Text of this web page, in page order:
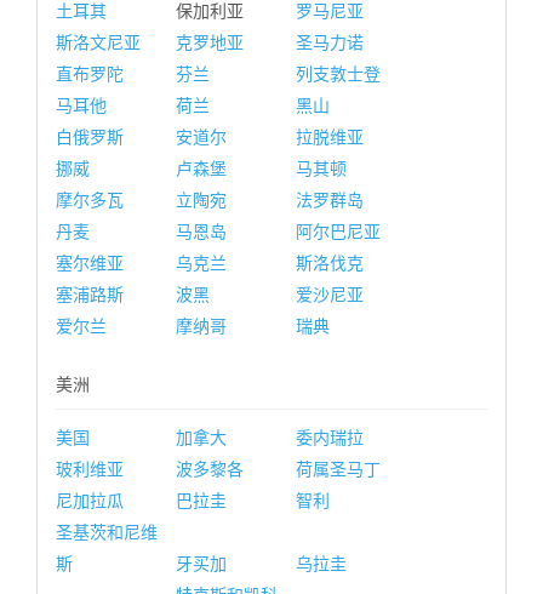
土耳其
保加利亚
罗马尼亚
斯洛文尼亚
克罗地亚
圣马力诺
直布罗陀
芬兰
列支敦士登
马耳他
荷兰
黑山
白俄罗斯
安道尔
拉脱维亚
挪威
卢森堡
马其顿
摩尔多瓦
立陶宛
法罗群岛
丹麦
马恩岛
阿尔巴尼亚
塞尔维亚
乌克兰
斯洛伐克
塞浦路斯
波黑
爱沙尼亚
爱尔兰
摩纳哥 瑞典
美洲
美国 加拿大
委内瑞拉
玻利维亚
波多黎各
荷属圣马丁
尼加拉瓜
巴拉圭
智利
圣基茨和尼维
斯
牙买加 乌拉圭